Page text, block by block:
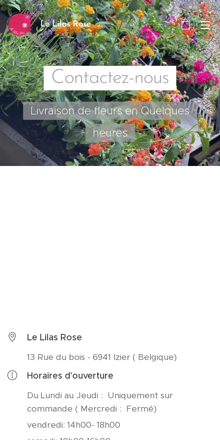
Le Lilas Rose
Contactez-nous
Livraison de fleurs en Quelques
heures
Le Lilas Rose
13 Rue du bois - 6941 Izier ( Belgique)
Horaires d'ouverture
Du Lundi au Jeudi : Uniquement sur
commande ( Mercredi : Fermé)
vendredi: 14h00- 18h00